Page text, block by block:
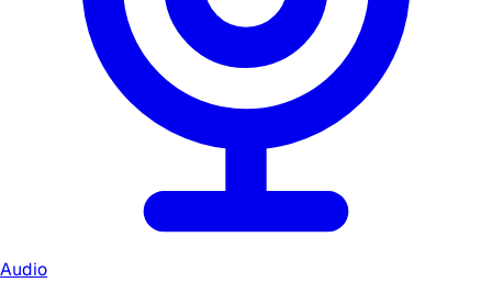
Audio